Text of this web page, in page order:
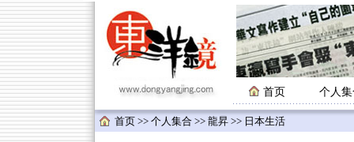
首页 个人
首页 >> 个人集合 >> 龍昇 >> 日本生活